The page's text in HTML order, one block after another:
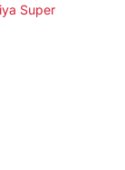
Super